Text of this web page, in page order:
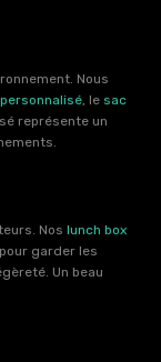
Nous
, le sac
représente un
Nos lunch box
garder les
Un beau